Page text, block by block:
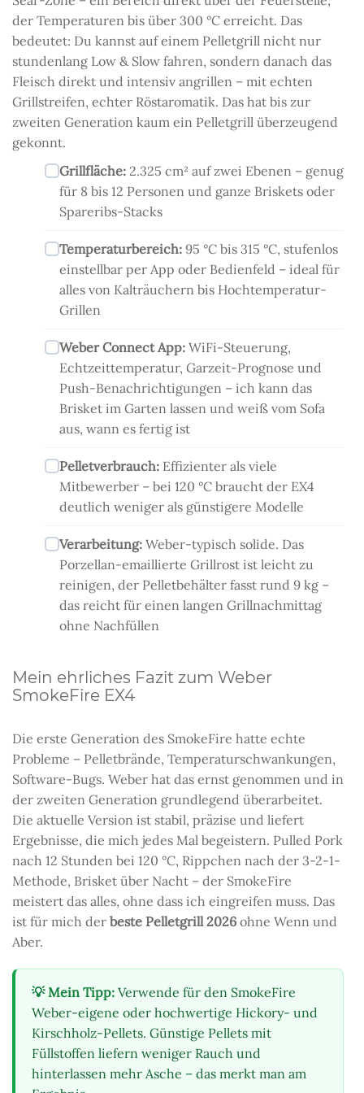
der Temperaturen bis über 300 °C erreicht. Das
bedeutet: Du kannst auf einem Pelletgrill nicht nur
stundenlang Low & Slow fahren, sondern danach das
Fleisch direkt und intensiv angrillen – mit echten
Grillstreifen, echter Röstaromatik. Das hat bis zur
zweiten Generation kaum ein Pelletgrill überzeugend
gekonnt.
Grillfläche: 2.325 cm² auf zwei Ebenen – genug
für 8 bis 12 Personen und ganze Briskets oder
Spareribs-Stacks
Temperaturbereich: 95 °C bis 315 °C, stufenlos
einstellbar per App oder Bedienfeld – ideal für
alles von Kalträuchern bis Hochtemperatur-
Grillen
Weber Connect App: WiFi-Steuerung,
Echtzeittemperatur, Garzeit-Prognose und
Push-Benachrichtigungen – ich kann das
Brisket im Garten lassen und weiß vom Sofa
aus, wann es fertig ist
Pelletverbrauch: Effizienter als viele
Mitbewerber – bei 120 °C braucht der EX4
deutlich weniger als günstigere Modelle
Verarbeitung: Weber-typisch solide. Das
Porzellan-emaillierte Grillrost ist leicht zu
reinigen, der Pelletbehälter fasst rund 9 kg –
das reicht für einen langen Grillnachmittag
ohne Nachfüllen
Mein ehrliches Fazit zum Weber
SmokeFire EX4
Die erste Generation des SmokeFire hatte echte
Probleme – Pelletbrände, Temperaturschwankungen,
Software-Bugs. Weber hat das ernst genommen und in
der zweiten Generation grundlegend überarbeitet.
Die aktuelle Version ist stabil, präzise und liefert
Ergebnisse, die mich jedes Mal begeistern. Pulled Pork
nach 12 Stunden bei 120 °C, Rippchen nach der 3-2-1-
Methode, Brisket über Nacht – der SmokeFire
meistert das alles, ohne dass ich eingreifen muss. Das
ist für mich der beste Pelletgrill 2026 ohne Wenn und
Aber.
💡 Mein Tipp: Verwende für den SmokeFire
Weber-eigene oder hochwertige Hickory- und
Kirschholz-Pellets. Günstige Pellets mit
Füllstoffen liefern weniger Rauch und
hinterlassen mehr Asche – das merkt man am